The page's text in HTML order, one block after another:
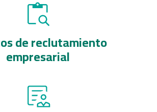
de reclutamiento
empresarial